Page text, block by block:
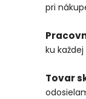
pri
ku
Tovar